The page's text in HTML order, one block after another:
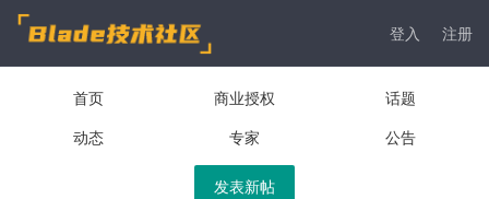
登入 注册
首页 商业授权
话题
动态
专家 公告
发表新帖